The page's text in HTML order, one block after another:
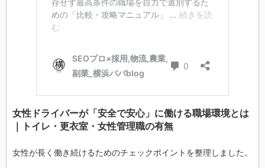
女性ドライバーが「安全で安心」に働ける職場環境とは
｜トイレ・更衣室・女性管理職の有無
女性が長く働き続けるためのチェックポイントを整理しました。